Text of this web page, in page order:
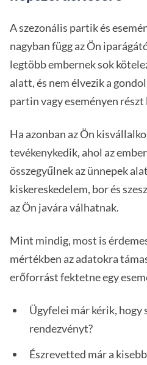
A szezonális partik és
nagyban függ az Ön
legtöbb embernek sok
alatt, és nem élvezik a
partin vagy eseményen
Ha azonban az Ön
tevékenykedik, ahol az
összegyűlnek az ünnepek
kiskereskedelem, bor és
az Ön javára válhatnak.
Mint mindig, most is
mértékben az adatokra
erőforrást fektetne egy
Ügyfelei már kérik, hogy
rendezvényt?
Észrevetted már a